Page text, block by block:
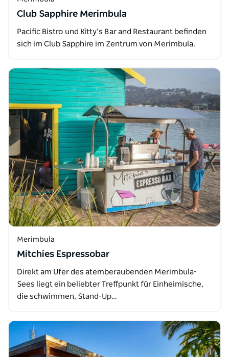
Club Sapphire Merimbula
Pacific Bistro und Kitty’s Bar and Restaurant befinden
sich im Club Sapphire im Zentrum von Merimbula.
Merimbula
Mitchies Espressobar
Direkt am Ufer des atemberaubenden Merimbula-
Sees liegt ein beliebter Treffpunkt für Einheimische,
die schwimmen, Stand-Up…